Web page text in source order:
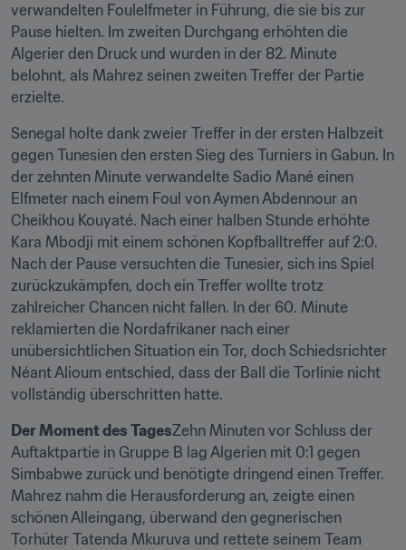
verwandelten Foulelfmeter in Führung, die sie bis zur
Pause hielten. Im zweiten Durchgang erhöhten die
Algerier den Druck und wurden in der 82. Minute
belohnt, als Mahrez seinen zweiten Treffer der Partie
erzielte.
Senegal holte dank zweier Treffer in der ersten Halbzeit
gegen Tunesien den ersten Sieg des Turniers in Gabun. In
der zehnten Minute verwandelte Sadio Mané einen
Elfmeter nach einem Foul von Aymen Abdennour an
Cheikhou Kouyaté. Nach einer halben Stunde erhöhte
Kara Mbodji mit einem schönen Kopfballtreffer auf 2:0.
Nach der Pause versuchten die Tunesier, sich ins Spiel
zurückzukämpfen, doch ein Treffer wollte trotz
zahlreicher Chancen nicht fallen. In der 60. Minute
reklamierten die Nordafrikaner nach einer
unübersichtlichen Situation ein Tor, doch Schiedsrichter
Néant Alioum entschied, dass der Ball die Torlinie nicht
vollständig überschritten hatte.
Der Moment des TagesZehn Minuten vor Schluss der
Auftaktpartie in Gruppe B lag Algerien mit 0:1 gegen
Simbabwe zurück und benötigte dringend einen Treffer.
Mahrez nahm die Herausforderung an, zeigte einen
schönen Alleingang, überwand den gegnerischen
Torhüter Tatenda Mkuruva und rettete seinem Team